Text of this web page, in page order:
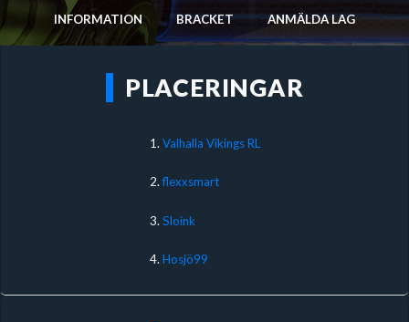
INFORMATION BRACKET ANMÄLDA LAG
PLACERINGAR
1. Valhalla Vikings RL
2.flexxsmart
3. Sloink
4.Hosjö99